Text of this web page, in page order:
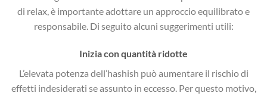
di relax, è importante adottare un approccio equilibrato e
responsabile. Di seguito alcuni suggerimenti utili:
Inizia con quantità ridotte
L’elevata potenza dell’hashish può aumentare il rischio di
effetti indesiderati se assunto in eccesso. Per questo motivo,